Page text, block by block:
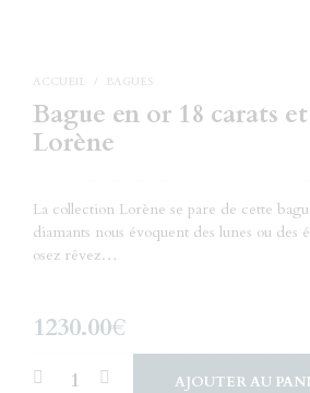
ACCUEIL / BAGUES
Bague en or 18 carats
Lorène
La collection Lorène se pare de cette
diamants nous évoquent des lunes ou des
osez rêvez…
1230.00€
AJOUTER AU